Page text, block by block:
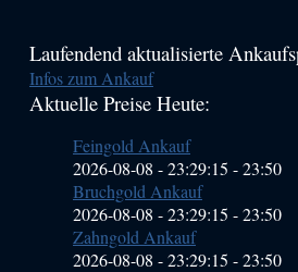
Haupt-
Sidebar
Laufendend aktualisierte
Infos zum Ankauf
Aktuelle Preise Heute:
Feingold Ankauf
2026-08-08 - 23:29:15 -23:50
Bruchgold Ankauf
2026-08-08 - 23:29:15 -23:50
Zahngold Ankauf
2026-08-08 - 23:29:15 -23:50